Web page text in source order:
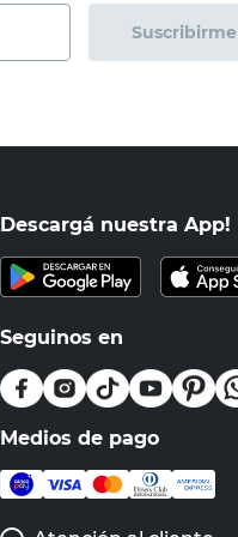
Suscribirme
Descargá nuestra App!
Seguinos en
Medios de pago